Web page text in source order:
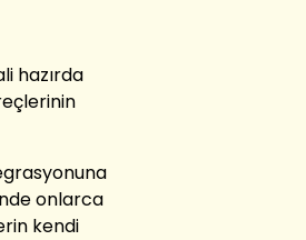
hazırda
onlarca
kendi